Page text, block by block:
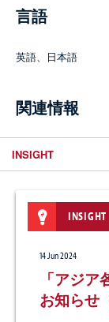
言語
英語、日本語
関連情報
INSIGHT
INSIGHT
14 Jun 2024
「アジ
お知らせ
SEMINAR
4 Jul 2016
開催地：東京都
開催者：経営
ASEAN
30 Jul 2026
オース
届出の導
ARTICLES
14 Jun 2022
Cartels
in Japan
NEWS
3 Jun 2026
ベーカ
欧州自動